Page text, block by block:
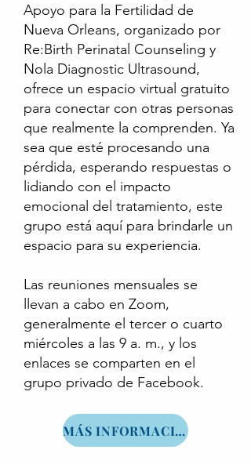
Apoyo para la Fertilidad de
Nueva Orleans, organizado por
Re:Birth Perinatal Counseling y
Nola Diagnostic Ultrasound,
ofrece un espacio virtual gratuito
para conectar con otras personas
que realmente la comprenden. Ya
sea que esté procesando una
pérdida, esperando respuestas o
lidiando con el impacto
emocional del tratamiento, este
grupo está aquí para brindarle un
espacio para su experiencia.
Las reuniones mensuales se
llevan a cabo en Zoom,
generalmente el tercer o cuarto
miércoles a las 9 a. m., y los
enlaces se comparten en el
grupo privado de Facebook.
MÁS INFORMACIÓN